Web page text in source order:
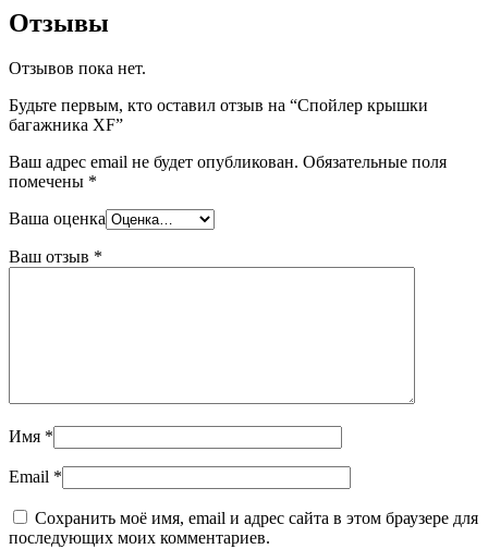
Отзывы
Отзывов пока нет.
Будьте первым, кто оставил отзыв на “Спойлер крышки
багажника XF”
Ваш адрес email не будет опубликован. Обязательные поля
помечены *
Ваша оценка
Ваш отзыв *
Имя *
Email *
Сохранить моё имя, email и адрес сайта в этом браузере для
последующих моих комментариев.